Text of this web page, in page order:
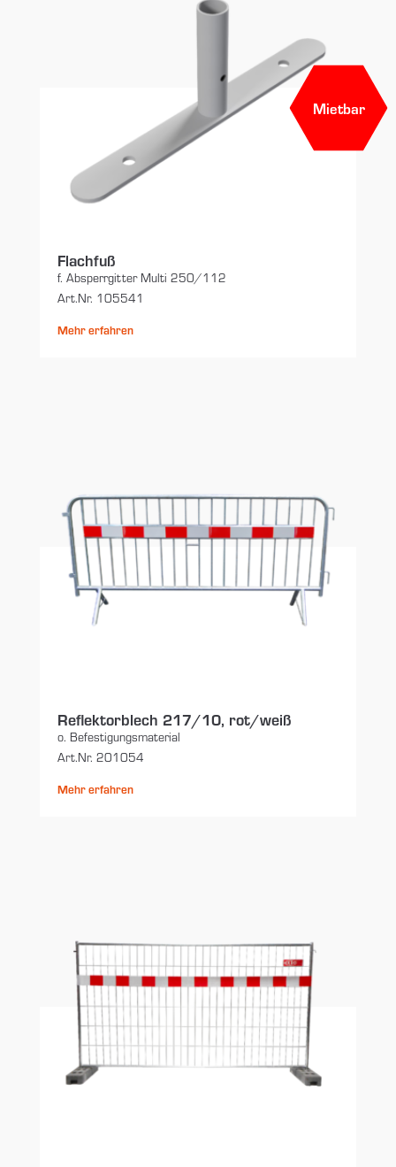
Mietbar
Flachfuß
f. Absperrgitter Multi 250/112
Art.Nr. 105541
Mehr erfahren
Reflektorblech 217/10, rot/weiß
o. Befestigungsmaterial
Art.Nr. 201054
Mehr erfahren